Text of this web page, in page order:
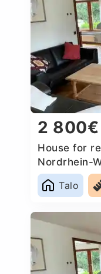
2 800€
House for
Nordrhein-
Talo